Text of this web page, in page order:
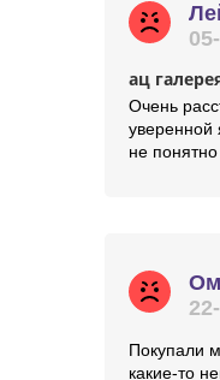
ац
Очень
уверенной
не
Покупали
какие-то